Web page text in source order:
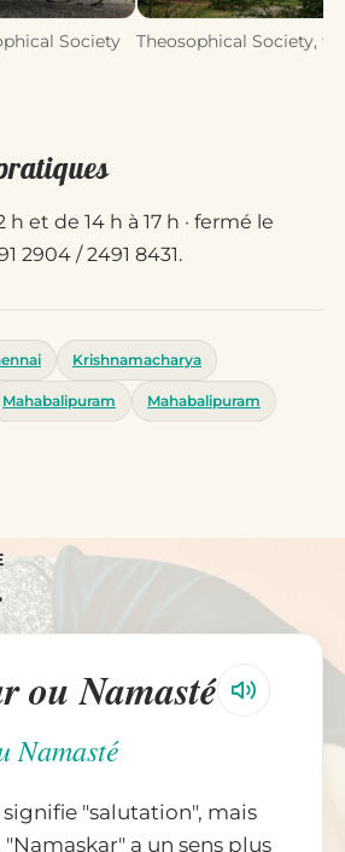
Society Theosophical Society,
h et de 14 h à 17 h · fermé le
2904 / 2491 8431.
Krishnamacharya
Mahabalipuram Mahabalipuram
ou Namasté
Namasté
signifie "salutation", mais
a un sens plus